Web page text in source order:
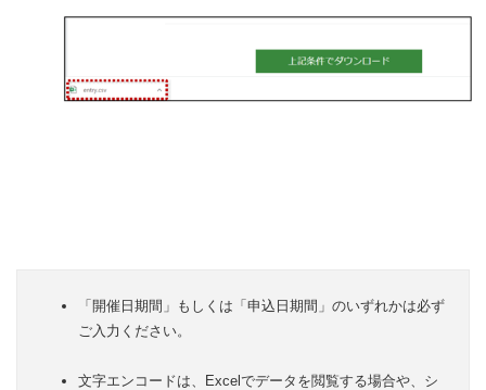
「開催日期間」もしくは「申込日期間」のいずれかは必ず
ご入力ください。
文字エンコードは、Excelでデータを閲覧する場合や、シ